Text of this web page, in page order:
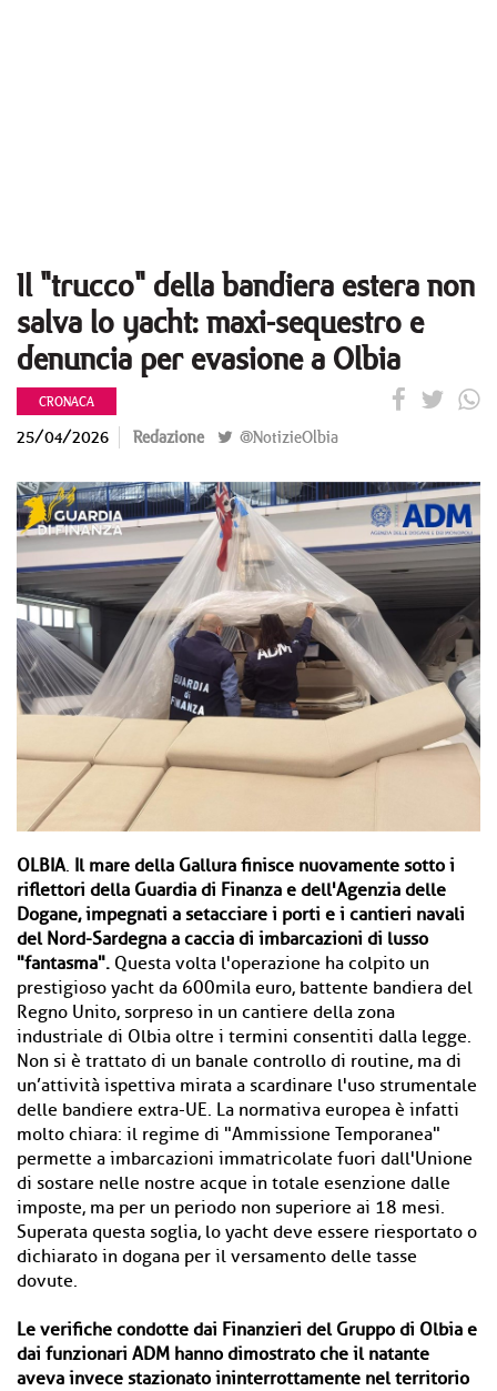
Il "trucco" della bandiera estera non
salva lo yacht: maxi-sequestro e
denuncia per evasione a Olbia
CRONACA
25/04/2026 Redazione @NotizieOlbia
OLBIA. Il mare della Gallura finisce nuovamente sotto i
riflettori della Guardia di Finanza e dell'Agenzia delle
Dogane, impegnati a setacciare i porti e i cantieri navali
del Nord-Sardegna a caccia di imbarcazioni di lusso
"fantasma". Questa volta l'operazione ha colpito un
prestigioso yacht da 600mila euro, battente bandiera del
Regno Unito, sorpreso in un cantiere della zona
industriale di Olbia oltre i termini consentiti dalla legge.
Non si è trattato di un banale controllo di routine, ma di
un’attività ispettiva mirata a scardinare l'uso strumentale
delle bandiere extra-UE. La normativa europea è infatti
molto chiara: il regime di "Ammissione Temporanea"
permette a imbarcazioni immatricolate fuori dall'Unione
di sostare nelle nostre acque in totale esenzione dalle
imposte, ma per un periodo non superiore ai 18 mesi.
Superata questa soglia, lo yacht deve essere riesportato o
dichiarato in dogana per il versamento delle tasse
dovute.
Le verifiche condotte dai Finanzieri del Gruppo di Olbia e
dai funzionari ADM hanno dimostrato che il natante
aveva invece stazionato ininterrottamente nel territorio